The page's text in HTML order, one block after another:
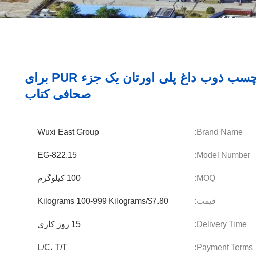
چسب ذوب داغ پلی اورتان یک جزء PUR برای
صحافی کتاب
Brand Name:
Wuxi East Group
Model Number:
EG-822.15
MOQ: 100 کیلوگرم
قیمت: $7.80/Kilograms 100-999 Kilograms
Delivery Time: 15 روز کاری
Payment Terms: L/C، T/T